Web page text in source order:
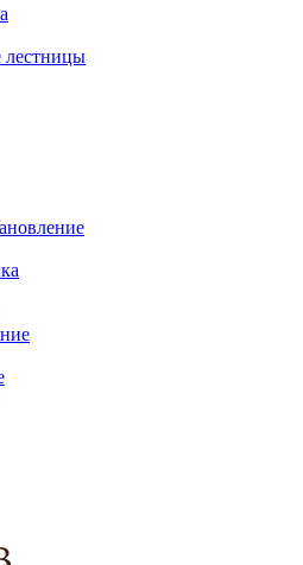
лестницы